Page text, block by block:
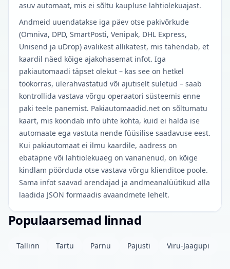
asuv automaat, mis ei sõltu kaupluse lahtiolekuajast.
Andmeid uuendatakse iga päev otse pakivõrkude
(Omniva, DPD, SmartPosti, Venipak, DHL Express,
Unisend ja uDrop) avalikest allikatest, mis tähendab, et
kaardil näed kõige ajakohasemat infot. Iga
pakiautomaadi täpset olekut – kas see on hetkel
töökorras, ülerahvastatud või ajutiselt suletud – saab
kontrollida vastava võrgu operaatori süsteemis enne
paki teele panemist. Pakiautomaadid.net on sõltumatu
kaart, mis koondab info ühte kohta, kuid ei halda ise
automaate ega vastuta nende füüsilise saadavuse eest.
Kui pakiautomaat ei ilmu kaardile, aadress on
ebatäpne või lahtiolekuaeg on vananenud, on kõige
kindlam pöörduda otse vastava võrgu klienditoe poole.
Sama infot saavad arendajad ja andmeanalüütikud alla
laadida JSON formaadis avaandmete lehelt.
Populaarsemad linnad
Tallinn Tartu Pärnu Pajusti Viru-Jaagupi